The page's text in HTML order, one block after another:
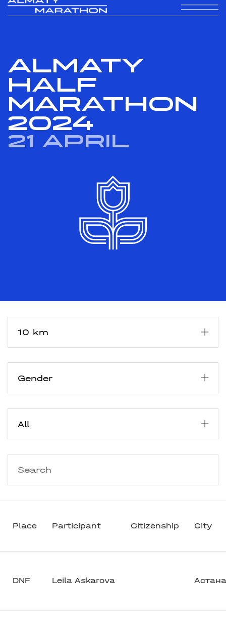
ALMATY
HALF
MARATHON
2024
21 April
Place Participant Citizenship City
DNF Leila Askarova Астана